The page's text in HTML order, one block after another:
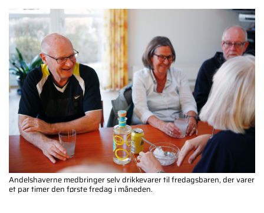
Andelshaverne medbringer selv drikkevarer til fredagsbaren, der varer
et par timer den første fredag i måneden.